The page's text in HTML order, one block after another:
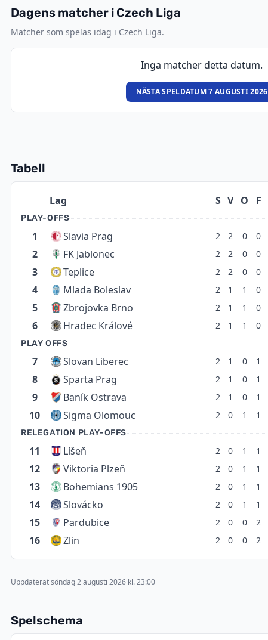
Dagens matcher i Czech Liga
Matcher som spelas idag i Czech Liga.
Inga matcher detta datum.
NÄSTA SPELDATUM 7 AUGUSTI 2026
Tabell
Lag S V O F
PLAY-OFFS
1 Slavia Prag 2 2 0 0
2 FK Jablonec 2 2 0 0
3 Teplice 2 2 0 0
4 Mlada Boleslav 2 1 1 0
5 Zbrojovka Brno 2 1 1 0
6 Hradec Králové 2 1 1 0
PLAY OFFS
7 Slovan Liberec 2 1 0 1
8 Sparta Prag 2 1 0 1
9 Baník Ostrava 2 1 0 1
10 Sigma Olomouc 2 0 1 1
RELEGATION PLAY-OFFS
11 Líšeň 2 0 1 1
12 Viktoria Plzeň 2 0 1 1
13 Bohemians 1905 2 0 1 1
14 Slovácko 2 0 1 1
15 Pardubice 2 0 0 2
16 Zlin 2 0 0 2
Uppdaterat söndag 2 augusti 2026 kl. 23:00
Spelschema